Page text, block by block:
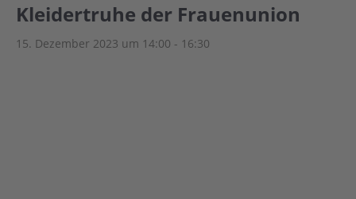
Kleidertruhe der Frauenunion
15. Dezember 2023 um 14:00 - 16:30